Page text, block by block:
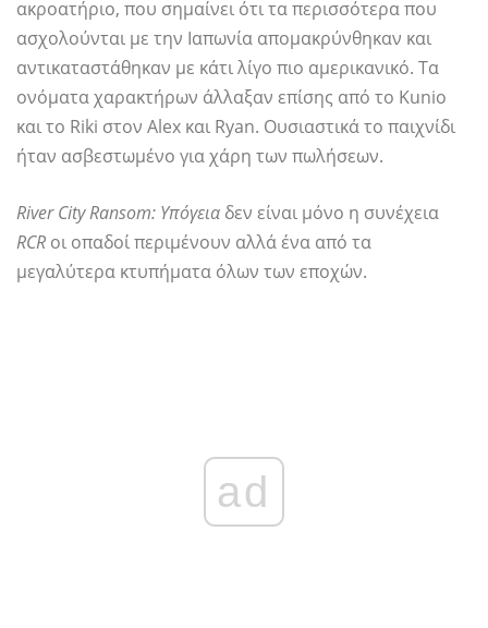
ακροατήριο, που σημαίνει ότι τα περισσότερα που
ασχολούνται με την Ιαπωνία απομακρύνθηκαν και
αντικαταστάθηκαν με κάτι λίγο πιο αμερικανικό. Τα
ονόματα χαρακτήρων άλλαξαν επίσης από το Kunio
και το Riki στον Alex και Ryan. Ουσιαστικά το παιχνίδι
ήταν ασβεστωμένο για χάρη των πωλήσεων.
River City Ransom: Υπόγεια δεν είναι μόνο η συνέχεια
RCR οι οπαδοί περιμένουν αλλά ένα από τα
μεγαλύτερα κτυπήματα όλων των εποχών.
ad